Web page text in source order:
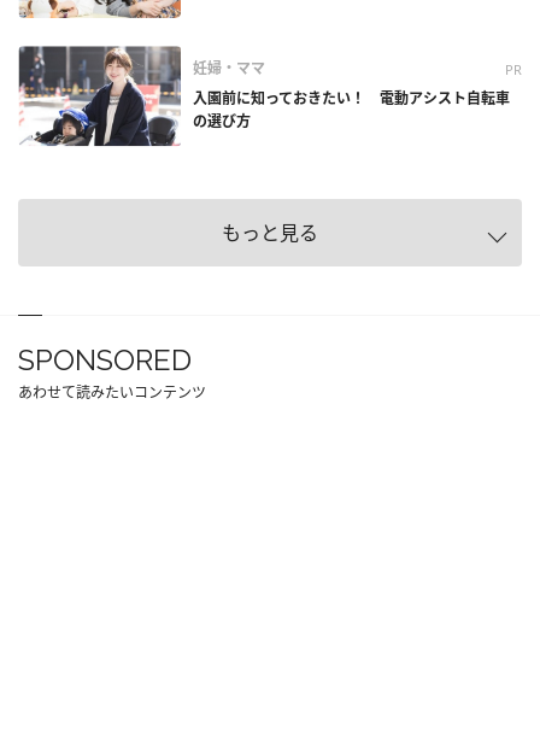
妊婦・ママ PR
入園前に知っておきたい！ 電動アシスト自転車
の選び方
もっと見る
SPONSORED
あわせて読みたいコンテンツ